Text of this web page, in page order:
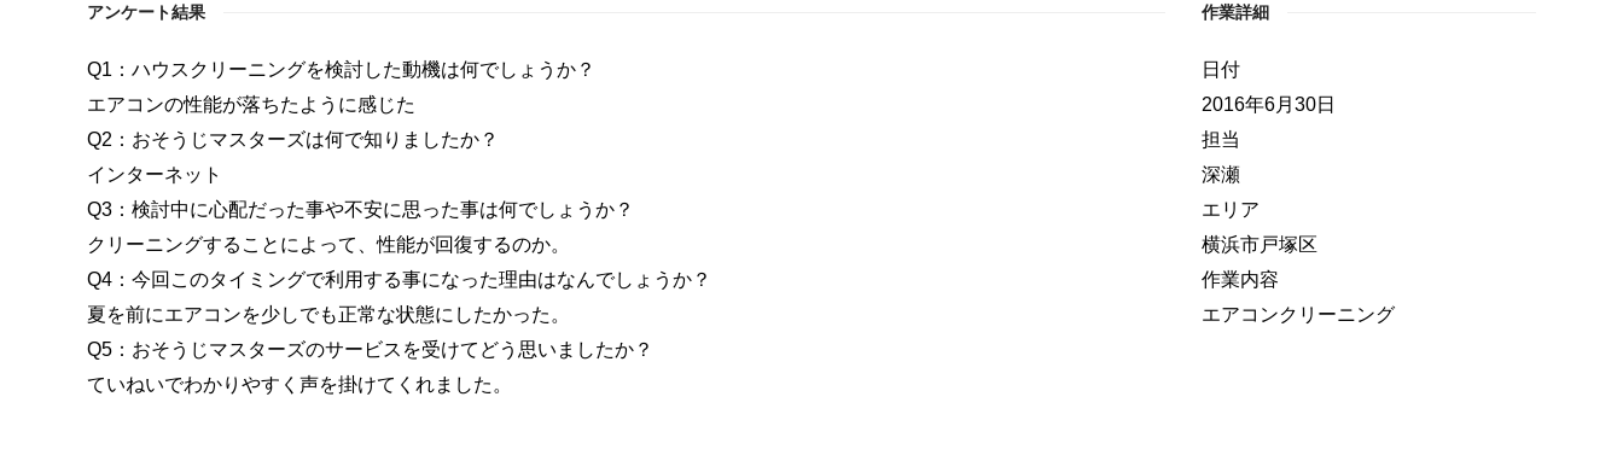
アンケート結果
Q1：ハウスクリーニングを検討した動機は何でしょうか？
エアコンの性能が落ちたように感じた
Q2：おそうじマスターズは何で知りましたか？
インターネット
Q3：検討中に心配だった事や不安に思った事は何でしょうか？
クリーニングすることによって、性能が回復するのか。
Q4：今回このタイミングで利用する事になった理由はなんでしょうか？
夏を前にエアコンを少しでも正常な状態にしたかった。
Q5：おそうじマスターズのサービスを受けてどう思いましたか？
ていねいでわかりやすく声を掛けてくれました。
作業詳細
日付
2016年6月30日
担当
深瀬
エリア
横浜市戸塚区
作業内容
エアコンクリーニング